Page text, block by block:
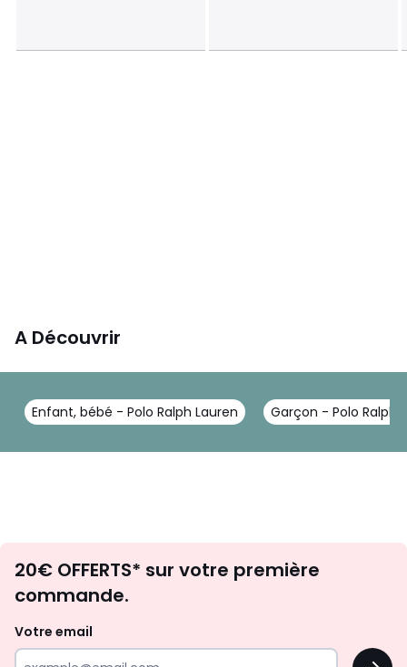
A Découvrir
Enfant, bébé - Polo Ralph Lauren Garçon - Polo Ralph
d'inspirations
surprises?
20€ OFFERTS* sur votre première
commande.
Votre email
OK